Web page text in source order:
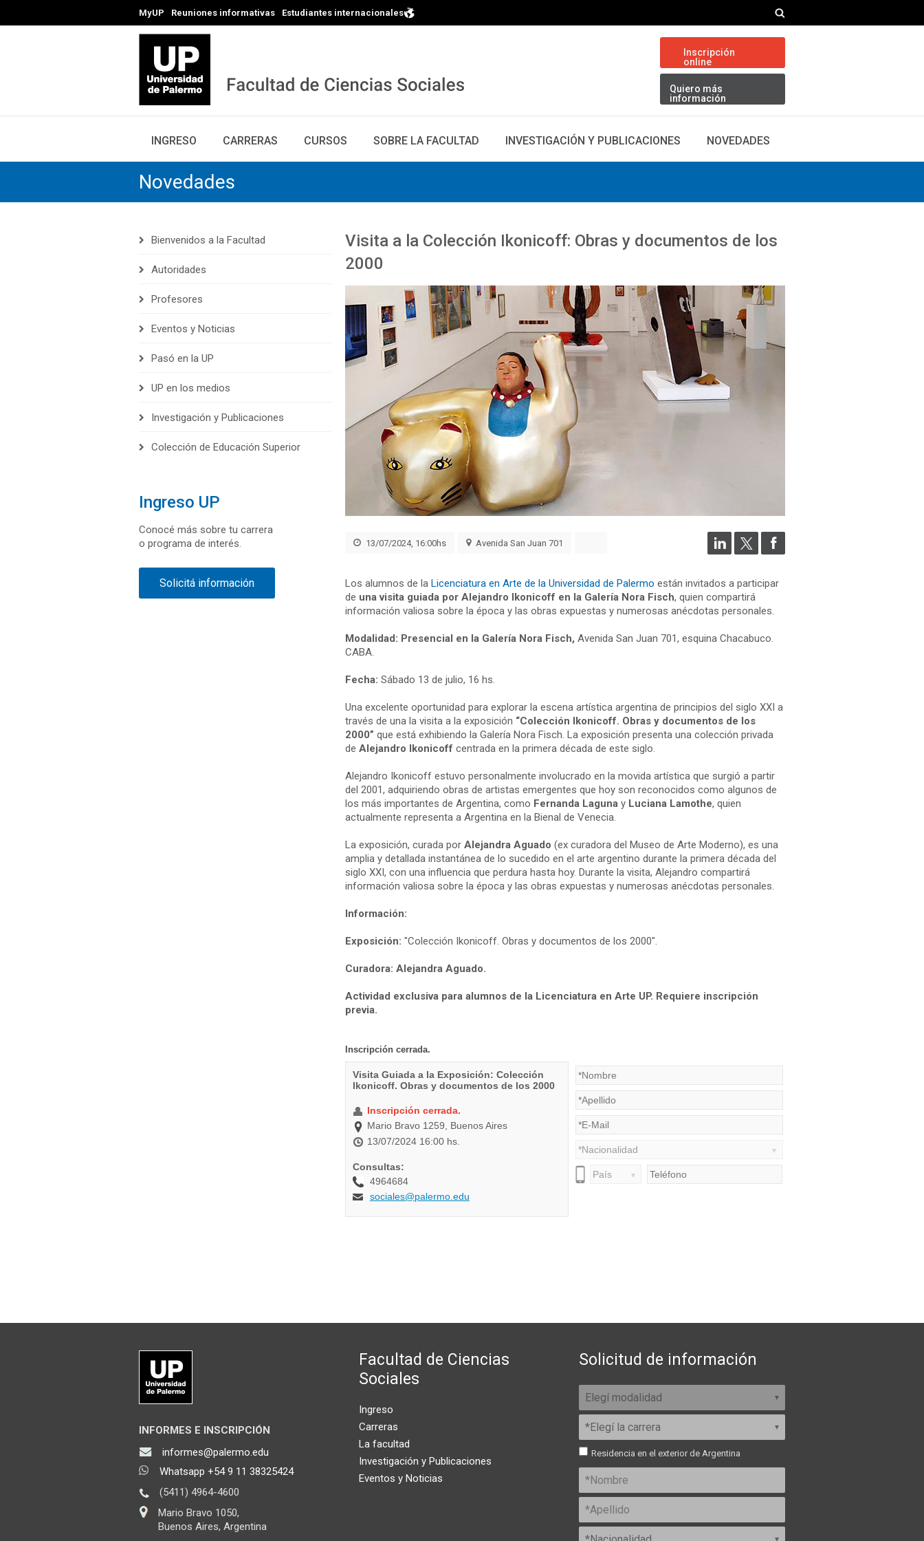
MyUP Reuniones informativas Estudiantes internacionales
Inscripción
online
Quiero más
información
INGRESO CARRERAS CURSOS SOBRE LA FACULTAD INVESTIGACIÓN Y PUBLICACIONES NOVEDADES
Novedades
Visita a la Colección Ikonicoff: Obras y documentos de los
2000
13/07/2024, 16:00hs Avenida San Juan 701
Los alumnos de la Licenciatura en Arte de la Universidad de Palermo están invitados a participar
de una visita guiada por Alejandro Ikonicoff en la Galería Nora Fisch, quien compartirá
información valiosa sobre la época y las obras expuestas y numerosas anécdotas personales.
Modalidad: Presencial en la Galería Nora Fisch, Avenida San Juan 701, esquina Chacabuco.
CABA.
Fecha: Sábado 13 de julio, 16 hs.
Una excelente oportunidad para explorar la escena artística argentina de principios del siglo XXI a
través de una la visita a la exposición “Colección Ikonicoff. Obras y documentos de los
2000” que está exhibiendo la Galería Nora Fisch. La exposición presenta una colección privada
de Alejandro Ikonicoff centrada en la primera década de este siglo.
Alejandro Ikonicoff estuvo personalmente involucrado en la movida artística que surgió a partir
del 2001, adquiriendo obras de artistas emergentes que hoy son reconocidos como algunos de
los más importantes de Argentina, como Fernanda Laguna y Luciana Lamothe, quien
actualmente representa a Argentina en la Bienal de Venecia.
La exposición, curada por Alejandra Aguado (ex curadora del Museo de Arte Moderno), es una
amplia y detallada instantánea de lo sucedido en el arte argentino durante la primera década del
siglo XXI, con una influencia que perdura hasta hoy. Durante la visita, Alejandro compartirá
información valiosa sobre la época y las obras expuestas y numerosas anécdotas personales.
Información:
Exposición: "Colección Ikonicoff. Obras y documentos de los 2000".
Curadora: Alejandra Aguado.
Actividad exclusiva para alumnos de la Licenciatura en Arte UP. Requiere inscripción
previa.
Bienvenidos a la Facultad
Autoridades
Profesores
Eventos y Noticias
Pasó en la UP
UP en los medios
Investigación y Publicaciones
Colección de Educación Superior
Ingreso UP
Conocé más sobre tu carrera
o programa de interés.
Solicitá información
INFORMES E INSCRIPCIÓN
informes@palermo.edu
Whatsapp +54 9 11 38325424
(5411) 4964-4600
Mario Bravo 1050,
Buenos Aires, Argentina
Facultad de Ciencias
Sociales
Ingreso
Carreras
La facultad
Investigación y Publicaciones
Eventos y Noticias
Solicitud de información
Residencia en el exterior de Argentina